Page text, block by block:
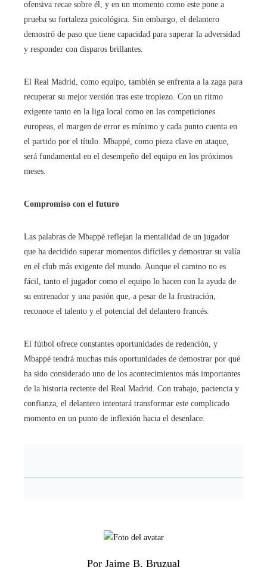
ofensiva recae sobre él, y en un momento como este pone a
prueba su fortaleza psicológica. Sin embargo, el delantero
demostró de paso que tiene capacidad para superar la adversidad
y responder con disparos brillantes.
El Real Madrid, como equipo, también se enfrenta a la zaga para
recuperar su mejor versión tras este tropiezo. Con un ritmo
exigente tanto en la liga local como en las competiciones
europeas, el margen de error es mínimo y cada punto cuenta en
el partido por el título. Mbappé, como pieza clave en ataque,
será fundamental en el desempeño del equipo en los próximos
meses.
Compromiso con el futuro
Las palabras de Mbappé reflejan la mentalidad de un jugador
que ha decidido superar momentos difíciles y demostrar su valía
en el club más exigente del mundo. Aunque el camino no es
fácil, tanto el jugador como el equipo lo hacen con la ayuda de
su entrenador y una pasión que, a pesar de la frustración,
reconoce el talento y el potencial del delantero francés.
El fútbol ofrece constantes oportunidades de redención, y
Mbappé tendrá muchas más oportunidades de demostrar por qué
ha sido considerado uno de los acontecimientos más importantes
de la historia reciente del Real Madrid. Con trabajo, paciencia y
confianza, el delantero intentará transformar este complicado
momento en un punto de inflexión hacia el desenlace.
Por Jaime B. Bruzual